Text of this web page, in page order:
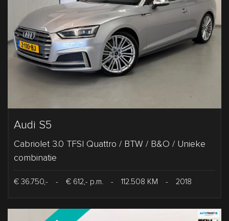
Audi S5
Cabriolet 3.0 TFSI Quattro / BTW / B&O / Unieke
combinatie
€ 36.750,- - € 612,- p.m. - 112.508 KM - 2018